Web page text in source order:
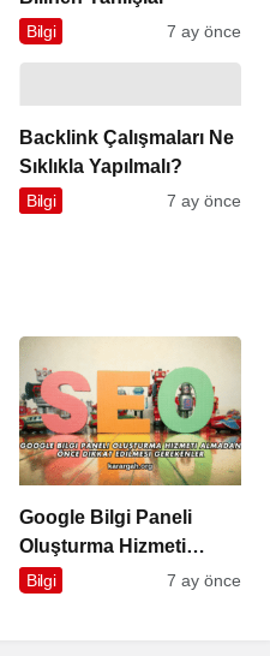
Bilgi 7 ay önce
Backlink Çalışmaları Ne
Sıklıkla Yapılmalı?
Bilgi 7 ay önce
Google Bilgi Paneli
Oluşturma Hizmeti
Almadan Önce Dikkat
Bilgi 7 ay önce